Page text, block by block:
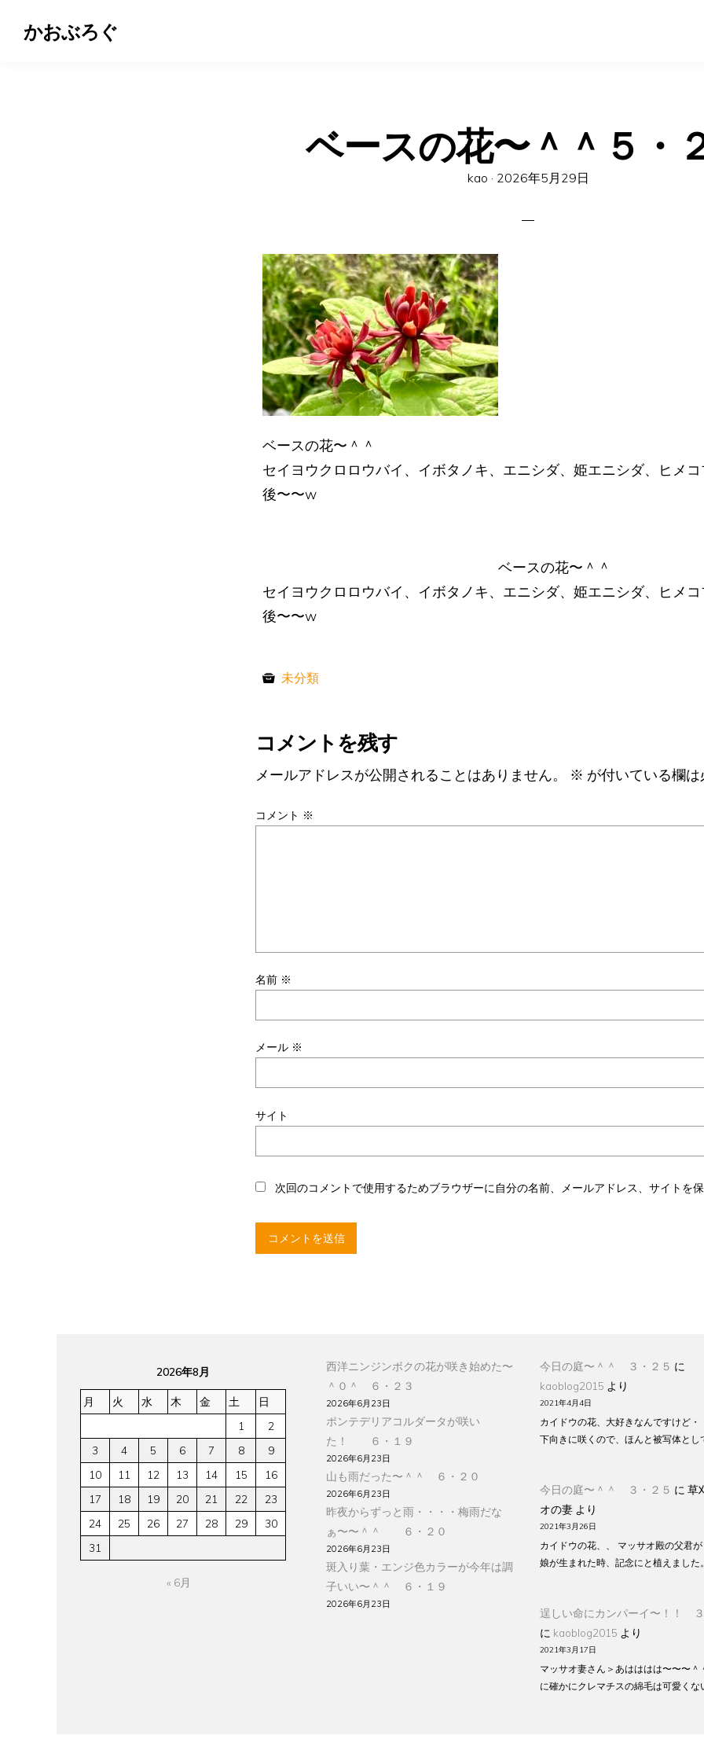
かおぶろぐ
ベースの花〜＾＾５・
kao · Posted
2026年5月29日
ベースの花〜＾＾
セイヨウクロロウバイ、イボタノキ、エニシダ、姫エニシダ、ヒメ
後〜〜w
ベースの花〜＾＾
セイヨウクロロウバイ、イボタノキ、エニシダ、姫エニシダ、ヒメ
後〜〜w
未分類
コメントを残す
メールアドレスが公開されることはありません。 ※ が付いている欄
コメント ※
名前 ※
メール ※
サイト
次回のコメントで使用するためブラウザーに自分の名前、メールアドレス、サイトを保
2026年8月
月 火 水 木 金 土
日
1
2
3
4 5 6 7 8
9
10
11 12 13 14 15
16
17
18 19 20 21 22
23
24
25 26 27 28 29
30
31
« 6月
西洋ニンジンボクの花が咲き始めた〜
＾０＾ ６・２３
2026年6月23日
ポンテデリアコルダータが咲い
た！ ６・１９
2026年6月23日
山も雨だった〜＾＾ ６・２０
2026年6月23日
昨夜からずっと雨・・・・梅雨だな
ぁ〜〜＾＾ ６・２０
2026年6月23日
斑入り葉・エンジ色カラーが今年は調
子いい〜＾＾ ６・１９
2026年6月23日
今日の庭〜＾＾ ３・２５ に
kaoblog2015 より
2021年4月4日
カイドウの花、大好きなんですけど・
下向きに咲くので、ほんと被写体とし
今日の庭〜＾＾ ３・２５ に 草
オの妻 より
2021年3月26日
カイドウの花、、 マッサオ殿の父君
娘が生まれた時、記念にと植えました
逞しい命にカンパーイ〜！！
に kaoblog2015 より
2021年3月17日
マッサオ妻さん＞あはははは〜〜〜
に確かにクレマチスの綿毛は可愛くな